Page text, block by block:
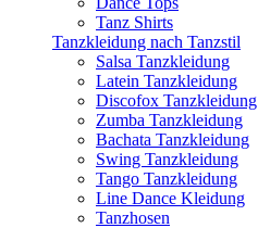
Tanz Shirts
Tanzkleidung nach Tanzstil
Salsa Tanzkleidung
Latein Tanzkleidung
Discofox Tanzkleidung
Zumba Tanzkleidung
Bachata Tanzkleidung
Swing Tanzkleidung
Tango Tanzkleidung
Line Dance Kleidung
Tanzhosen